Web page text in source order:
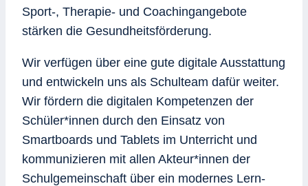
Sport-, Therapie- und Coachingangebote
stärken die Gesundheitsförderung.
Wir verfügen über eine gute digitale Ausstattung
und entwickeln uns als Schulteam dafür weiter.
Wir fördern die digitalen Kompetenzen der
Schüler*innen durch den Einsatz von
Smartboards und Tablets im Unterricht und
kommunizieren mit allen Akteur*innen der
Schulgemeinschaft über ein modernes Lern-